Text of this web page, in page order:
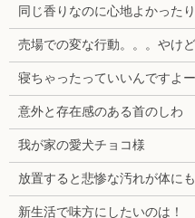
同じ香りなのに心地よかった
売場での変な行動。。。やけ
寝ちゃったっていいんですよー
意外と存在感のある首のしわ
我が家の愛犬チョコ様
放置すると悲惨な汚れが体にも
新生活で味方にしたいのは！